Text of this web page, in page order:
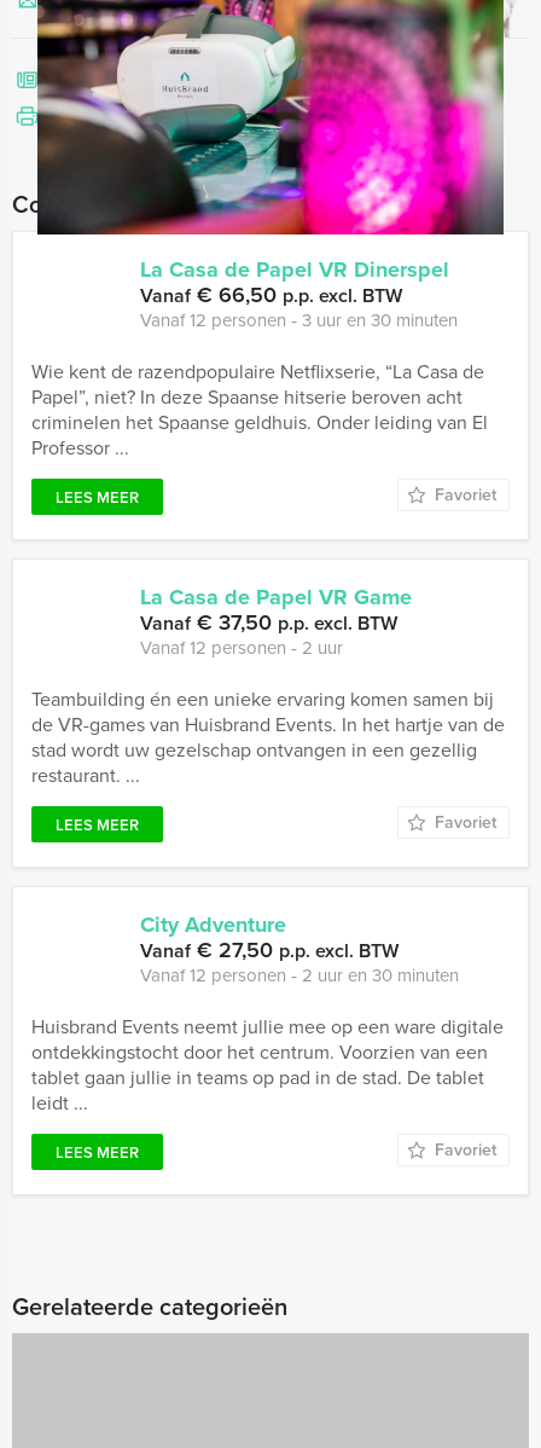
Bel mij terug
Bekijk printbare versie
Combineer dit uitje met:
La Casa de Papel VR Dinerspel
Vanaf€ 66,50 p.p. excl. BTW
Vanaf 12 personen ‐ 3 uur en 30 minuten
Wie kent de razendpopulaire Netflixserie, “La Casa de
Papel”, niet? In deze Spaanse hitserie beroven acht
criminelen het Spaanse geldhuis. Onder leiding van El
Professor ...
LEES MEER Favoriet
La Casa de Papel VR Game
Vanaf€ 37,50 p.p. excl. BTW
Vanaf 12 personen ‐ 2 uur
Teambuilding én een unieke ervaring komen samen bij
de VR-games van Huisbrand Events. In het hartje van de
stad wordt uw gezelschap ontvangen in een gezellig
restaurant. ...
LEES MEER Favoriet
City Adventure
Vanaf€ 27,50 p.p. excl. BTW
Vanaf 12 personen ‐ 2 uur en 30 minuten
Huisbrand Events neemt jullie mee op een ware digitale
ontdekkingstocht door het centrum. Voorzien van een
tablet gaan jullie in teams op pad in de stad. De tablet
leidt ...
LEES MEER Favoriet
Gerelateerde categorieën